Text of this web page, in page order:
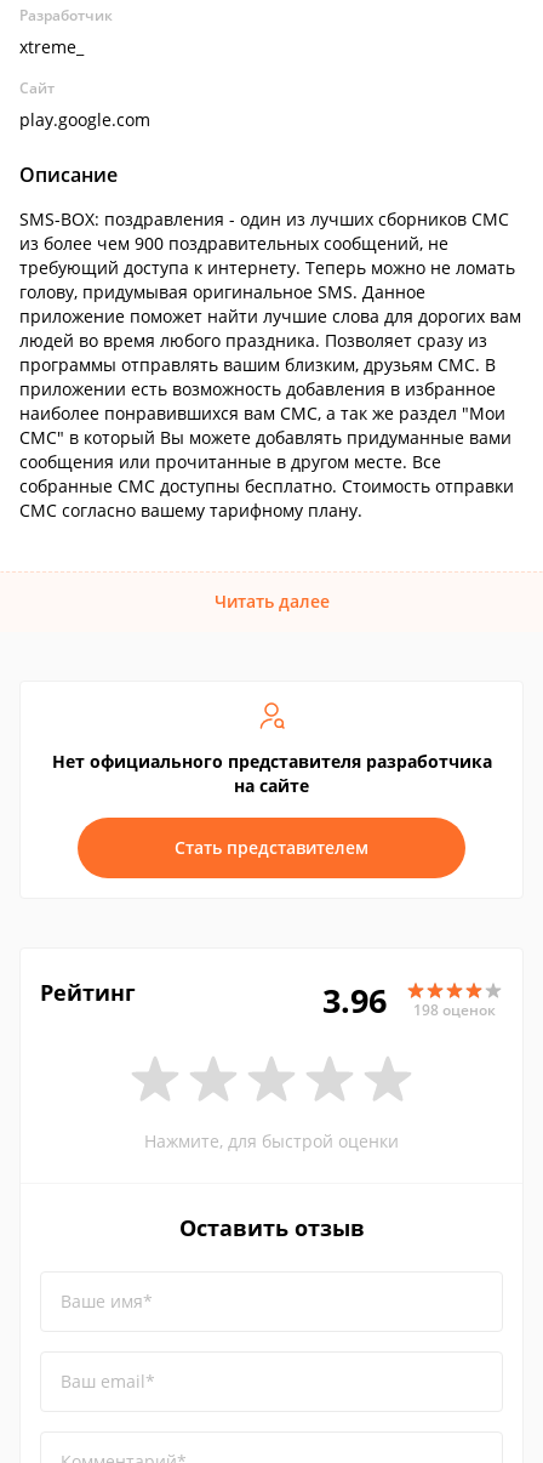
Разработчик
xtreme_
Сайт
play.google.com
Описание
SMS-BOX: поздравления - один из лучших сборников СМС
из более чем 900 поздравительных сообщений, не
требующий доступа к интернету. Теперь можно не ломать
голову, придумывая оригинальное SMS. Данное
приложение поможет найти лучшие слова для дорогих вам
людей во время любого праздника. Позволяет сразу из
программы отправлять вашим близким, друзьям СМС. В
приложении есть возможность добавления в избранное
наиболее понравившихся вам СМС, а так же раздел "Мои
СМС" в который Вы можете добавлять придуманные вами
сообщения или прочитанные в другом месте. Все
собранные СМС доступны бесплатно. Стоимость отправки
СМС согласно вашему тарифному плану.
Читать далее
Нет официального представителя разработчика
на сайте
Стать представителем
Рейтинг 3.96 198 оценок
Нажмите, для быстрой оценки
Оставить отзыв
Ваше имя*
Ваш email*